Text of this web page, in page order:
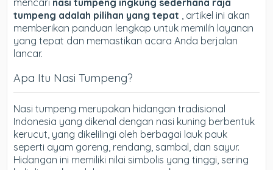
mencari nasi tumpeng ingkung sederhana raja
tumpeng adalah pilihan yang tepat , artikel ini akan
memberikan panduan lengkap untuk memilih layanan
yang tepat dan memastikan acara Anda berjalan
lancar.
Apa Itu Nasi Tumpeng?
Nasi tumpeng merupakan hidangan tradisional
Indonesia yang dikenal dengan nasi kuning berbentuk
kerucut, yang dikelilingi oleh berbagai lauk pauk
seperti ayam goreng, rendang, sambal, dan sayur.
Hidangan ini memiliki nilai simbolis yang tinggi, sering